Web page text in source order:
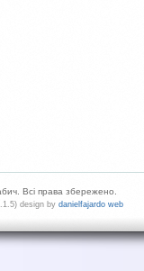
Всі права збережено.
design by danielfajardo web